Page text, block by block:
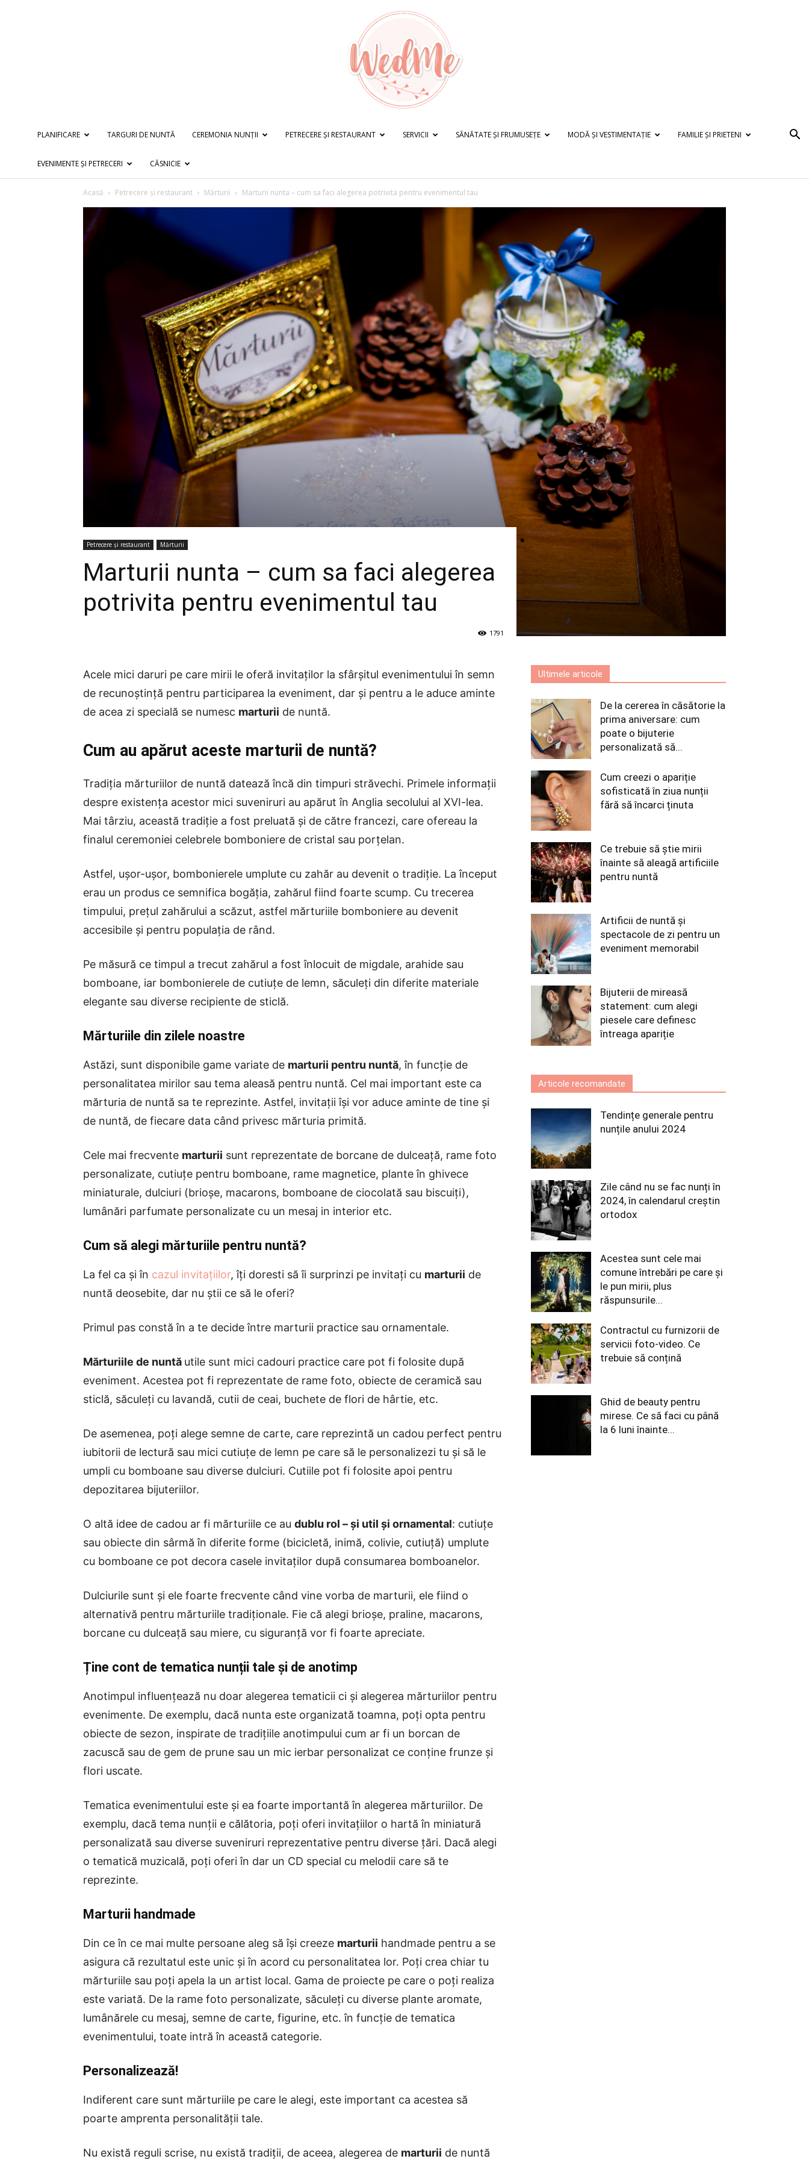
PLANIFICARE TARGURI DE NUNTĂ CEREMONIA NUNȚII PETRECERE ȘI RESTAURANT SERVICII SĂNĂTATE ȘI FRUMUSEȚE MODĂ ȘI VESTIMENTAȚIE FAMILIE ȘI PRIETENI
EVENIMENTE ȘI PETRECERI CĂSNICIE
Acasă Petrecere și restaurant Mărturii Marturii nunta – cum sa faci alegerea potrivita pentru evenimentul tau
Petrecere și restaurant Mărturii
Marturii nunta – cum sa faci alegerea
potrivita pentru evenimentul tau
1791
Acele mici daruri pe care mirii le oferă invitaților la sfârșitul evenimentului în semn
de recunoștință pentru participarea la eveniment, dar și pentru a le aduce aminte
de acea zi specială se numesc marturii de nuntă.
Cum au apărut aceste marturii de nuntă?
Tradiția mărturiilor de nuntă datează încă din timpuri străvechi. Primele informații
despre existența acestor mici suveniruri au apărut în Anglia secolului al XVI-lea.
Mai târziu, această tradiție a fost preluată și de către francezi, care ofereau la
finalul ceremoniei celebrele bomboniere de cristal sau porțelan.
Astfel, ușor-ușor, bombonierele umplute cu zahăr au devenit o tradiție. La început
erau un produs ce semnifica bogăția, zahărul fiind foarte scump. Cu trecerea
timpului, prețul zahărului a scăzut, astfel mărturiile bomboniere au devenit
accesibile și pentru populația de rând.
Pe măsură ce timpul a trecut zahărul a fost înlocuit de migdale, arahide sau
bomboane, iar bombonierele de cutiuțe de lemn, săculeți din diferite materiale
elegante sau diverse recipiente de sticlă.
Mărturiile din zilele noastre
Astăzi, sunt disponibile game variate de marturii pentru nuntă, în funcție de
personalitatea mirilor sau tema aleasă pentru nuntă. Cel mai important este ca
mărturia de nuntă sa te reprezinte. Astfel, invitații își vor aduce aminte de tine și
de nuntă, de fiecare data când privesc mărturia primită.
Cele mai frecvente marturii sunt reprezentate de borcane de dulceață, rame foto
personalizate, cutiuțe pentru bomboane, rame magnetice, plante în ghivece
miniaturale, dulciuri (brioșe, macarons, bomboane de ciocolată sau biscuiți),
lumânări parfumate personalizate cu un mesaj in interior etc.
Cum să alegi mărturiile pentru nuntă?
La fel ca și în cazul invitațiilor, îți doresti să îi surprinzi pe invitați cu marturii de
nuntă deosebite, dar nu știi ce să le oferi?
Primul pas constă în a te decide între marturii practice sau ornamentale.
Mărturiile de nuntă utile sunt mici cadouri practice care pot fi folosite după
eveniment. Acestea pot fi reprezentate de rame foto, obiecte de ceramică sau
sticlă, săculeți cu lavandă, cutii de ceai, buchete de flori de hârtie, etc.
De asemenea, poți alege semne de carte, care reprezintă un cadou perfect pentru
iubitorii de lectură sau mici cutiuțe de lemn pe care să le personalizezi tu și să le
umpli cu bomboane sau diverse dulciuri. Cutiile pot fi folosite apoi pentru
depozitarea bijuteriilor.
O altă idee de cadou ar fi mărturiile ce au dublu rol – și util și ornamental: cutiuțe
sau obiecte din sârmă în diferite forme (bicicletă, inimă, colivie, cutiuță) umplute
cu bomboane ce pot decora casele invitaților după consumarea bomboanelor.
Dulciurile sunt și ele foarte frecvente când vine vorba de marturii, ele fiind o
alternativă pentru mărturiile tradiționale. Fie că alegi brioșe, praline, macarons,
borcane cu dulceață sau miere, cu siguranță vor fi foarte apreciate.
Ține cont de tematica nunții tale și de anotimp
Anotimpul influențează nu doar alegerea tematicii ci și alegerea mărturiilor pentru
evenimente. De exemplu, dacă nunta este organizată toamna, poți opta pentru
obiecte de sezon, inspirate de tradițiile anotimpului cum ar fi un borcan de
zacuscă sau de gem de prune sau un mic ierbar personalizat ce conține frunze și
flori uscate.
Tematica evenimentului este și ea foarte importantă în alegerea mărturiilor. De
exemplu, dacă tema nunții e călătoria, poți oferi invitațiilor o hartă în miniatură
personalizată sau diverse suveniruri reprezentative pentru diverse țări. Dacă alegi
o tematică muzicală, poți oferi în dar un CD special cu melodii care să te
reprezinte.
Marturii handmade
Din ce în ce mai multe persoane aleg să își creeze marturii handmade pentru a se
asigura că rezultatul este unic și în acord cu personalitatea lor. Poți crea chiar tu
mărturiile sau poți apela la un artist local. Gama de proiecte pe care o poți realiza
este variată. De la rame foto personalizate, săculeți cu diverse plante aromate,
lumânărele cu mesaj, semne de carte, figurine, etc. în funcție de tematica
evenimentului, toate intră în această categorie.
Personalizează!
Indiferent care sunt mărturiile pe care le alegi, este important ca acestea să
poarte amprenta personalității tale.
Nu există reguli scrise, nu există tradiții, de aceea, alegerea de marturii de nuntă
Ultimele articole
De la cererea în căsătorie la
prima aniversare: cum
poate o bijuterie
personalizată să...
Cum creezi o apariție
sofisticată în ziua nunții
fără să încarci ținuta
Ce trebuie să știe mirii
înainte să aleagă artificiile
pentru nuntă
Artificii de nuntă și
spectacole de zi pentru un
eveniment memorabil
Bijuterii de mireasă
statement: cum alegi
piesele care definesc
întreaga apariție
Articole recomandate
Tendințe generale pentru
nunțile anului 2024
Zile când nu se fac nunți în
2024, în calendarul creștin
ortodox
Acestea sunt cele mai
comune întrebări pe care și
le pun mirii, plus
răspunsurile...
Contractul cu furnizorii de
servicii foto-video. Ce
trebuie să conțină
Ghid de beauty pentru
mirese. Ce să faci cu până
la 6 luni înainte...